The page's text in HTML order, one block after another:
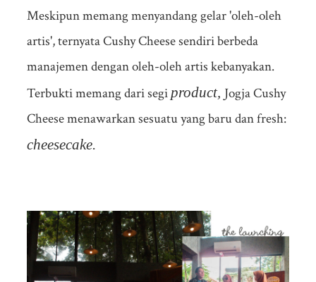
Meskipun memang menyandang gelar 'oleh-oleh
artis', ternyata Cushy Cheese sendiri berbeda
manajemen dengan oleh-oleh artis kebanyakan.
Terbukti memang dari segi product, Jogja Cushy
Cheese menawarkan sesuatu yang baru dan fresh:
cheesecake.